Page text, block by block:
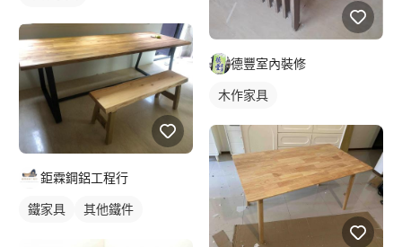
鉅霖鋼鋁工程行
鐵家具 其他鐵件
德豐室內裝修
木作家具